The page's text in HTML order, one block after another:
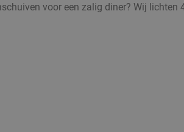
voor een zalig diner? Wij